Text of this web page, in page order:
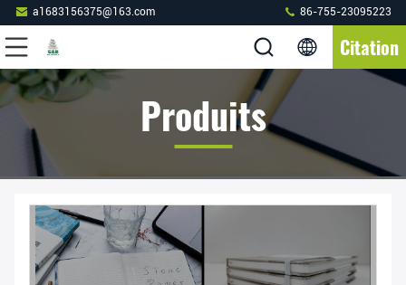
a1683156375@163.com 86-755-23095223
Citation
Produits